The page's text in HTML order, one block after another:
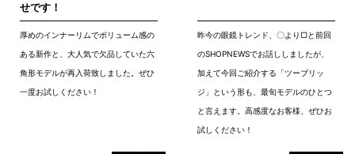
せです！
厚めのインナーリムでボリューム感の
ある新作と、大人気で欠品していた六
角形モデルが再入荷致しました。ぜひ
一度お試しください！
昨今の眼鏡トレンド、〇より▢と前回
のSHOPNEWSでお話ししましたが、
加えて今回ご紹介する「ツーブリッ
ジ」という形も、最旬モデルのひとつ
と言えます。高感度なお客様、ぜひお
試しください！